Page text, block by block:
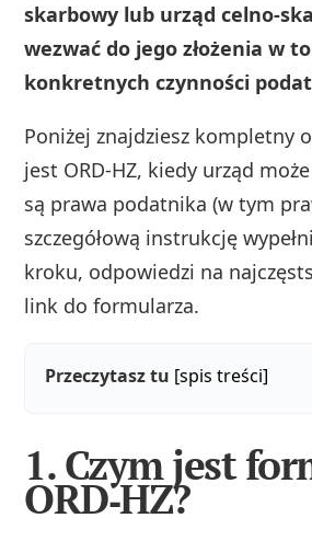
skarbowy lub urząd
wezwać do jego złożenia w
konkretnych czynności
Poniżej znajdziesz kompletny
jest ORD‑HZ, kiedy urząd
są prawa podatnika (w tym
szczegółową instrukcję
kroku, odpowiedzi na
link do formularza.
Przeczytasz tu [spis treści]
1. Czym jest
ORD‑HZ?